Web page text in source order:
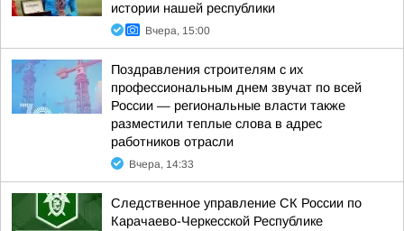
истории нашей республики
Вчера, 15:00
Поздравления строителям с их
профессиональным днем звучат по всей
России — региональные власти также
разместили теплые слова в адрес
работников отрасли
Вчера, 14:33
Следственное управление СК России по
Карачаево-Черкесской Республике